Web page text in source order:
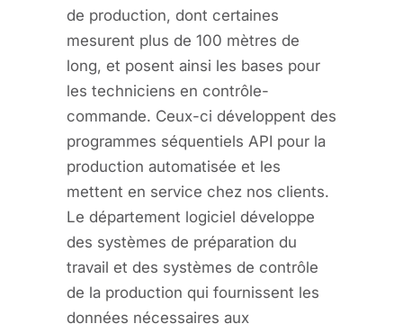
de production, dont certaines
mesurent plus de 100 mètres de
long, et posent ainsi les bases pour
les techniciens en contrôle-
commande. Ceux-ci développent des
programmes séquentiels API pour la
production automatisée et les
mettent en service chez nos clients.
Le département logiciel développe
des systèmes de préparation du
travail et des systèmes de contrôle
de la production qui fournissent les
données nécessaires aux